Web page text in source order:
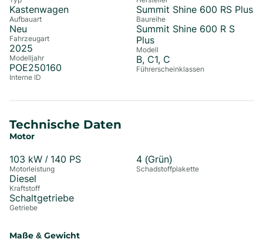
Kastenwagen
Aufbauart
Neu
Fahrzeugart
2025
Modelljahr
POE250160
Interne ID
Summit Shine 600 RS Plus
Baureihe
Summit Shine 600 R S
Plus
Modell
B, C1, C
Führerscheinklassen
Technische Daten
Motor
103 kW / 140 PS
Motorleistung
Diesel
Kraftstoff
Schaltgetriebe
Getriebe
4 (Grün)
Schadstoffplakette
Maße & Gewicht